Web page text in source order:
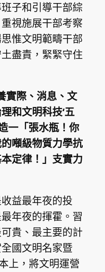
子和引導干部綜
視施展干部考察
惟文明範疇干部
盡責，緊緊守住
實際、消息、文
和文明科技‘五
一「張水瓶！你
噸級物質力學抗
定律！」支實力
益最年夜的投
年夜的揮霍。習
貴、最主要的計
國文明名家暨
上，將文明運營